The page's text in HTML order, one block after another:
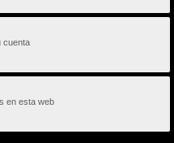
cuenta
en esta web